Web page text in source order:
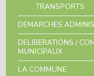
TRANSPORTS
DEMARCHES
DELIBERATIONS /
MUNICIPAUX
LA COMMUNE